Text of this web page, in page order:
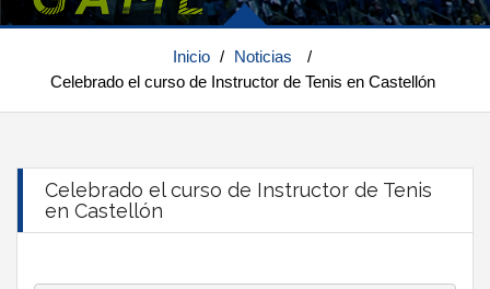
Inicio / Noticias
/
Celebrado el curso de Instructor de Tenis en Castellón
Celebrado el curso de Instructor de Tenis
en Castellón